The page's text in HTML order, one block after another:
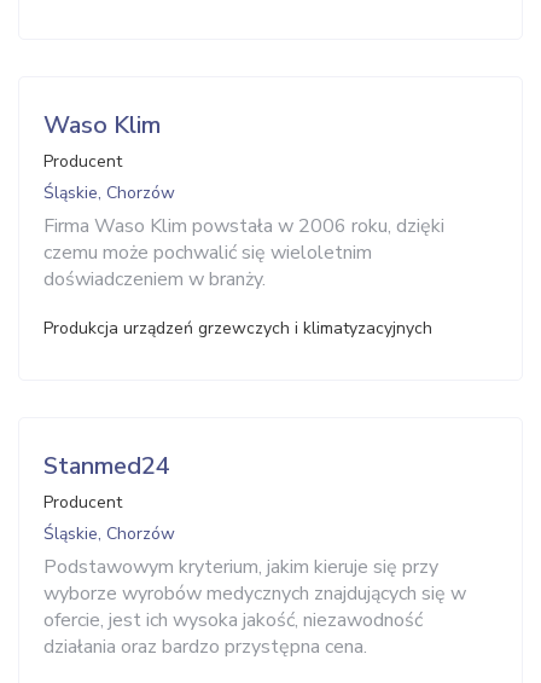
Waso Klim
Producent
Śląskie, Chorzów
Firma Waso Klim powstała w 2006 roku, dzięki
czemu może pochwalić się wieloletnim
doświadczeniem w branży.
Produkcja urządzeń grzewczych i klimatyzacyjnych
Stanmed24
Producent
Śląskie, Chorzów
Podstawowym kryterium, jakim kieruje się przy
wyborze wyrobów medycznych znajdujących się w
ofercie, jest ich wysoka jakość, niezawodność
działania oraz bardzo przystępna cena.